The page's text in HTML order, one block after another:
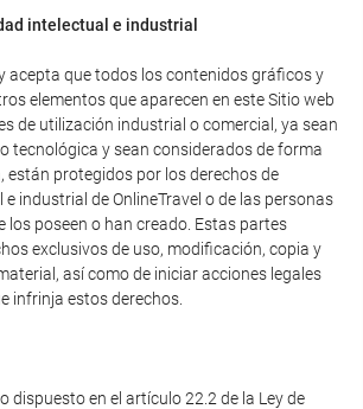
intelectual e industrial
acepta que todos los contenidos gráficos y
elementos que aparecen en este Sitio web
de utilización industrial o comercial, ya sean
tecnológica y sean considerados de forma
están protegidos por los derechos de
industrial de OnlineTravel o de las personas
los poseen o han creado. Estas partes
exclusivos de uso, modificación, copia y
así como de iniciar acciones legales
infrinja estos derechos.
dispuesto en el artículo 22.2 de la Ley de